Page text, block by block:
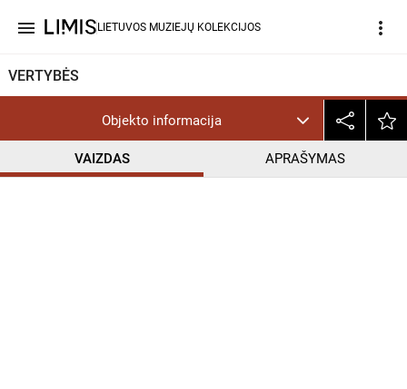
menu LIETUVOS MUZIEJŲ KOLEKCIJOS more_vert
VERTYBĖS
Objekto informacija
VAIZDAS APRAŠYMAS